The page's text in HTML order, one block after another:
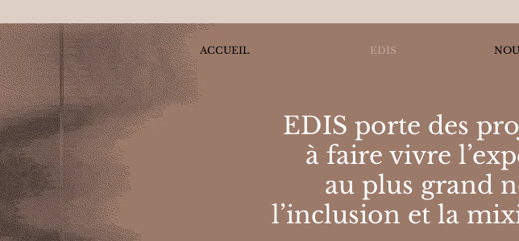
ACCUEIL EDIS
EDIS porte des
à faire vivre
au plus grand
l’inclusion et la